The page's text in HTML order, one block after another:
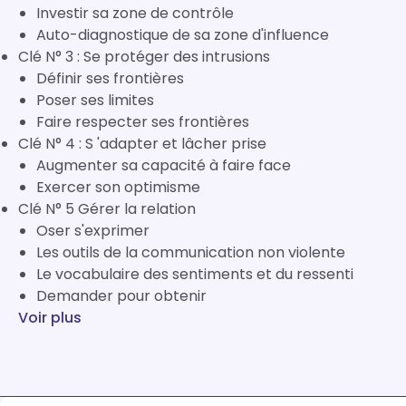
Investir sa zone de contrôle
Auto-diagnostique de sa zone d'influence
Clé N° 3 : Se protéger des intrusions
Définir ses frontières
Poser ses limites
Faire respecter ses frontières
Clé N° 4 : S 'adapter et lâcher prise
Augmenter sa capacité à faire face
Exercer son optimisme
Clé N° 5 Gérer la relation
Oser s'exprimer
Les outils de la communication non violente
Le vocabulaire des sentiments et du ressenti
Demander pour obtenir
Voir plus